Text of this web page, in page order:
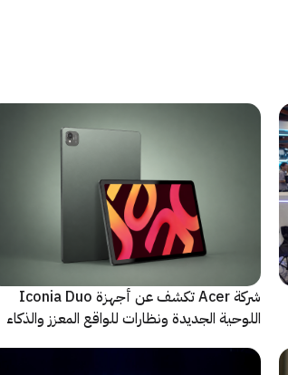
شركة Acer تكشف عن أجهزة Iconia Duo
اللوحية الجديدة ونظارات للواقع المعزز والذكاء